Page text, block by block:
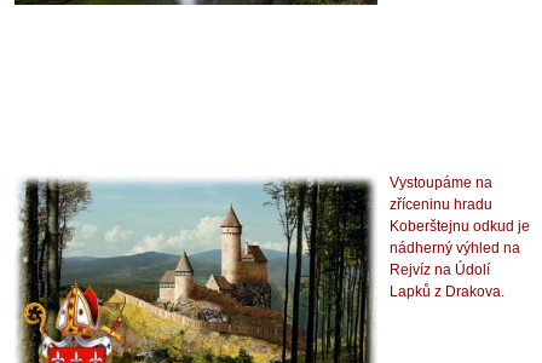
Vystoupáme na
zříceninu hradu
Koberštejnu odkud je
nádherný výhled na
Rejvíz na Údolí
Lapků z Drakova.